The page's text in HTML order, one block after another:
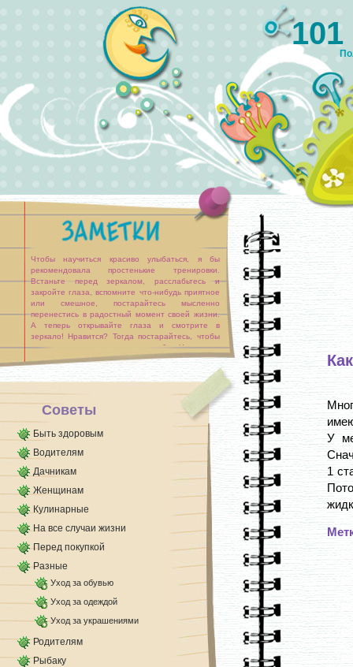
Чтобы научиться красиво улыбаться, я бы
рекомендовала простенькие тренировки.
Встаньте перед зеркалом, расслабьтесь и
закройте глаза, вспомните что-нибудь приятное
или смешное, постарайтесь мысленно
перенестись в радостный момент своей жизни.
А теперь открывайте глаза и смотрите в
зеркало! Нравится? Тогда постарайтесь, чтобы
мышцы лица запомнили эту улыбку. Уже через
несколько тренировок красивая улыбка будет
Советы
Быть здоровым
Водителям
Дачникам
Женщинам
Кулинарные
На все случаи жизни
Перед покупкой
Разные
Уход за обувью
Уход за одеждой
Уход за украшениями
Родителям
Рыбаку
У
1